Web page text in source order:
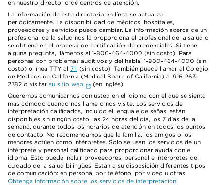
en nuestro directorio de centros de atención.
La información de este directorio en línea se actualiza
periódicamente. La disponibilidad de médicos, hospitales,
proveedores y servicios puede cambiar. La información acerca de un
profesional de la salud nos la proporciona el profesional de la salud o
se obtiene en el proceso de certificación de credenciales. Si tiene
alguna pregunta, llámenos al 1-800-464-4000 (sin costo). Para
personas con problemas auditivos y del habla: 1-800-464-4000 (sin
costo) o línea TTY al 711 (sin costo). También puede llamar al Colegio
de Médicos de California (Medical Board of California) al 916-263-
2382 o visitar su sitio web
(en inglés).
Queremos comunicarnos con usted en el idioma con el que se sienta
más cómodo cuando nos llame o nos visite. Los servicios de
interpretación calificados, incluido el lenguaje de señas, están
disponibles sin ningún costo, las 24 horas del día, los 7 días de la
semana, durante todos los horarios de atención en todos los puntos
de contacto. No recomendamos que la familia, los amigos o los
menores actúen como intérpretes. Solo se usan los servicios de un
intérprete y personal calificado para proporcionar ayuda con el
idioma. Esto puede incluir proveedores, personal e intérpretes del
cuidado de la salud bilingües. Están a su disposición diferentes tipos
de comunicación: en persona, por teléfono, por video u otras.
Obtenga información sobre los servicios de interpretación.